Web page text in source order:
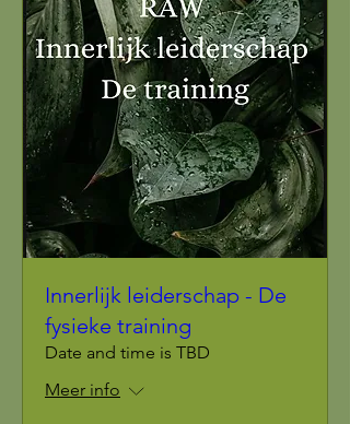
Innerlijk leiderschap - De
fysieke training
Date and time is TBD
Meer info